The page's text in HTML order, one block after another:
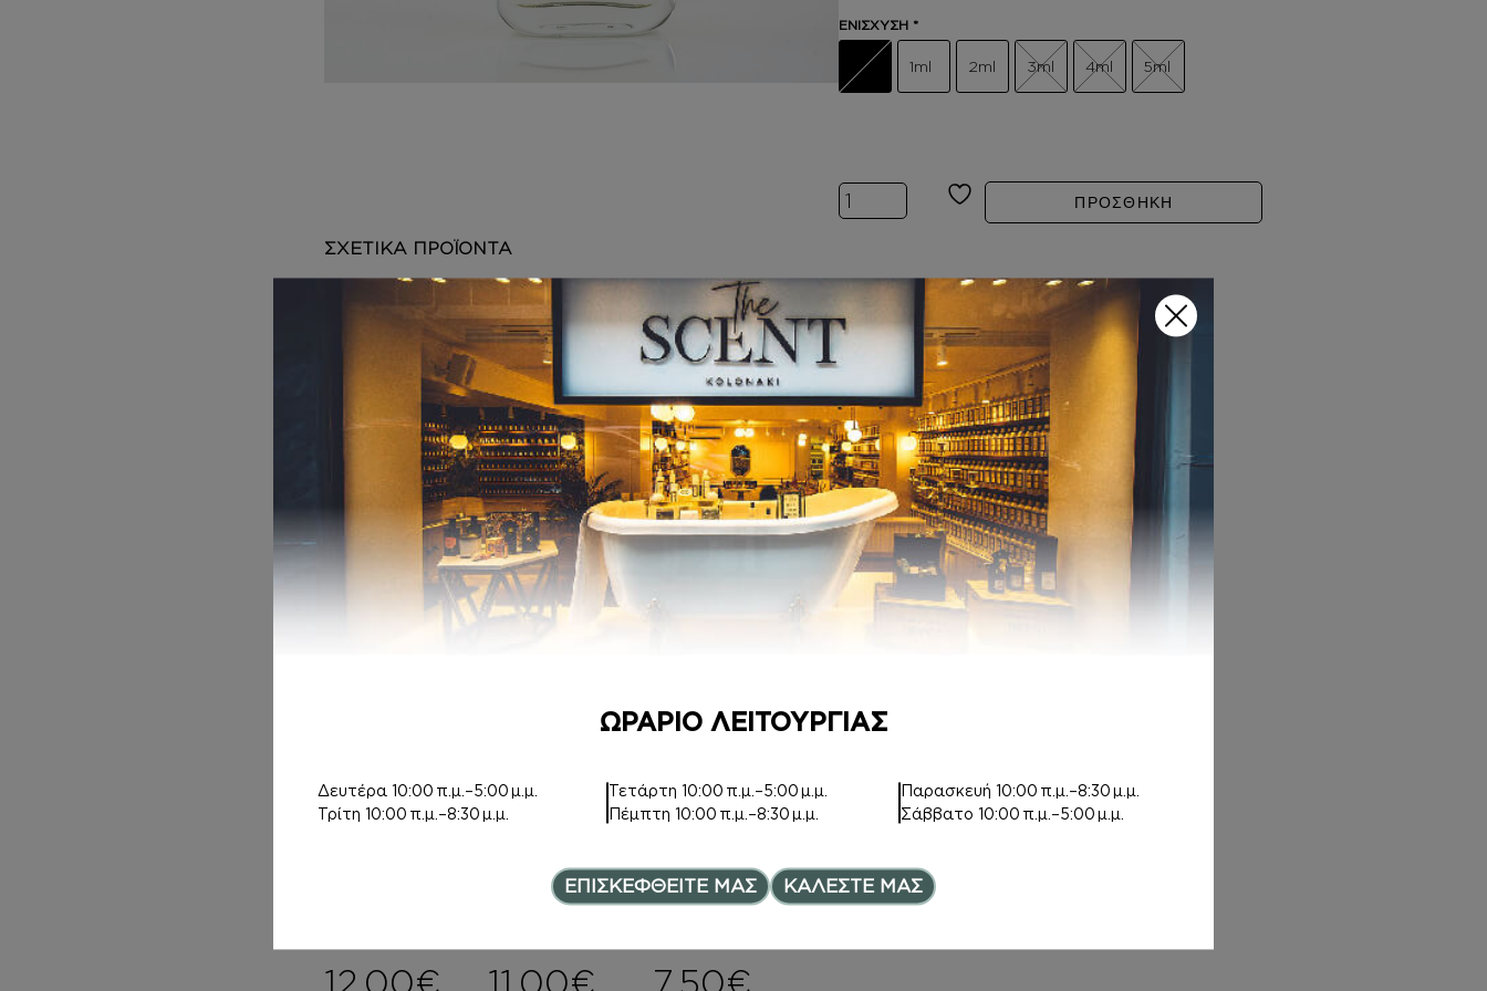
ΕΝΙΣΧΥΣΗ *
1ml 2ml 3ml 4ml 5ml
Inspired by CHEAP & CHIC ποσότητα
ΠΡΟΣΘΗΚΗ
ΣΧΕΤΙΚΑ ΠΡΟΪΟΝΤΑ
ΚΡΕΜΑ ΣΩΜΑΤΟ
Σ ΜΕ argan oil
Inspired by
CHEAP & CHIC
14,00€
BODY BUTTER
Inspired by
CHEAP & CHIC
15,00€
ΚΡΕΜΕΣ ΣΩΜΑΤ
ΟΣ
Inspired by
CHEAP & CHIC
7,00€ –
HAIR MIST
Inspired by
HAND CREAM
Inspired by
ΩΡΑΡΙΟ ΛΕΙΤΟΥΡΓΙΑΣ
Δευτέρα 10:00 π.μ.–5:00 μ.μ.
Τρίτη 10:00 π.μ.–8:30 μ.μ.
Τετάρτη10:00 π.μ.–5:00 μ.μ.
Πέμπτη10:00 π.μ.–8:30 μ.μ.
Παρασκευή 10:00 π.μ.–8:30 μ.μ.
Σάββατο 10:00 π.μ.–5:00 μ.μ.
ΕΠΙΣΚΕΦΘΕΙΤΕ ΜΑΣ ΚΑΛΕΣΤΕ ΜΑΣ